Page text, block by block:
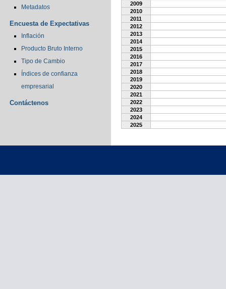
Metadatos
Encuesta de Expectativas
Inflación
Producto Bruto Interno
Tipo de Cambio
Índices de confianza
empresarial
Contáctenos
2009
2010
2011
2012
2013
2014
2015
2016
2017
2018
2019
2020
2021
2022
2023
2024
2025